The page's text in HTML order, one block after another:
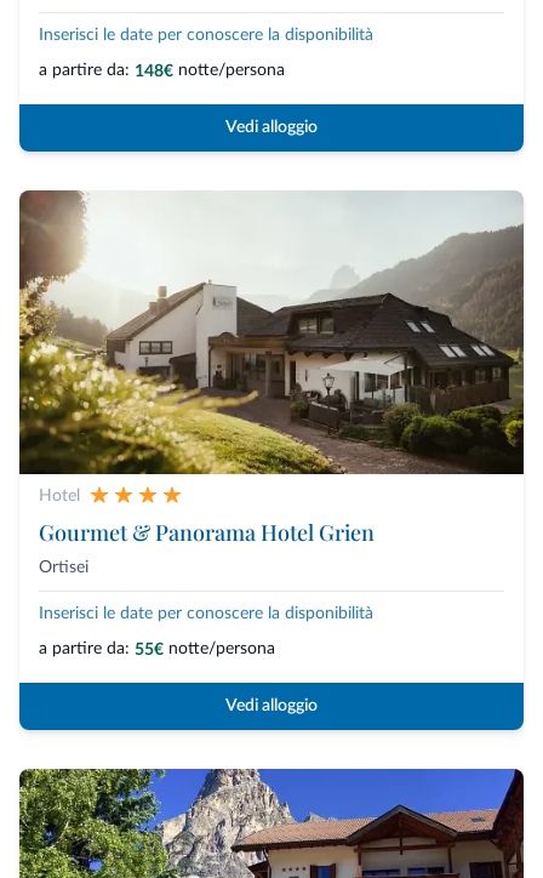
Inserisci le date per conoscere la disponibilità
a partire da: 148€ notte/persona
Vedi alloggio
Hotel
Gourmet & Panorama Hotel Grien
Ortisei
Inserisci le date per conoscere la disponibilità
a partire da: 55€ notte/persona
Vedi alloggio